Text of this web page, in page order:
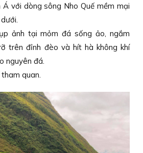
với dòng sông Nho Quế mềm mại
ảnh tại mỏm đá sống ảo, ngắm
trên đỉnh đèo và hít hà không khí
nguyên đá.
quan.